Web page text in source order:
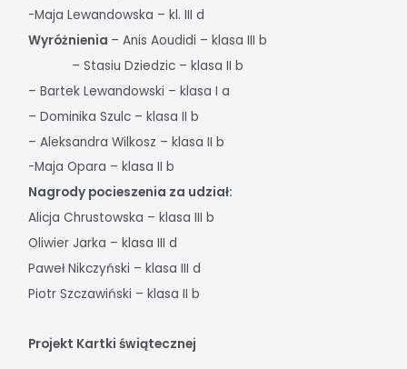
-Maja Lewandowska – kl. III d
Wyróżnienia – Anis Aoudidi – klasa III b
– Stasiu Dziedzic – klasa II b
– Bartek Lewandowski – klasa I a
– Dominika Szulc – klasa II b
– Aleksandra Wilkosz – klasa II b
-Maja Opara – klasa II b
Nagrody pocieszenia za udział:
Alicja Chrustowska – klasa III b
Oliwier Jarka – klasa III d
Paweł Nikczyński – klasa III d
Piotr Szczawiński – klasa II b
Projekt Kartki świątecznej